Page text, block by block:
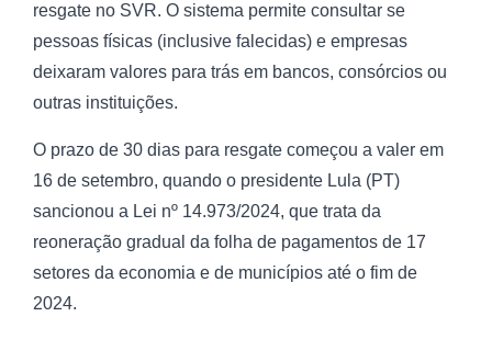
resgate no SVR. O sistema permite consultar se
pessoas físicas (inclusive falecidas) e empresas
deixaram valores para trás em bancos, consórcios ou
outras instituições.
O prazo de 30 dias para resgate começou a valer em
16 de setembro, quando o presidente Lula (PT)
sancionou a Lei nº 14.973/2024, que trata da
reoneração gradual da folha de pagamentos de 17
setores da economia e de municípios até o fim de
2024.